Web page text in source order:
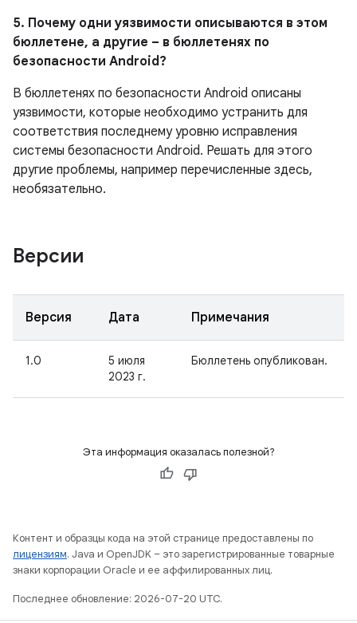
5. Почему одни уязвимости описываются в этом
бюллетене, а другие – в бюллетенях по
безопасности Android?
В бюллетенях по безопасности Android описаны
уязвимости, которые необходимо устранить для
соответствия последнему уровню исправления
системы безопасности Android. Решать для этого
другие проблемы, например перечисленные здесь,
необязательно.
Версии
Версия Дата Примечания
1.0
5 июля
2023 г.
Бюллетень опубликован.
Эта информация оказалась полезной?
Контент и образцы кода на этой странице предоставлены по
лицензиям. Java и OpenJDK – это зарегистрированные товарные
знаки корпорации Oracle и ее аффилированных лиц.
Последнее обновление: 2026-07-20 UTC.